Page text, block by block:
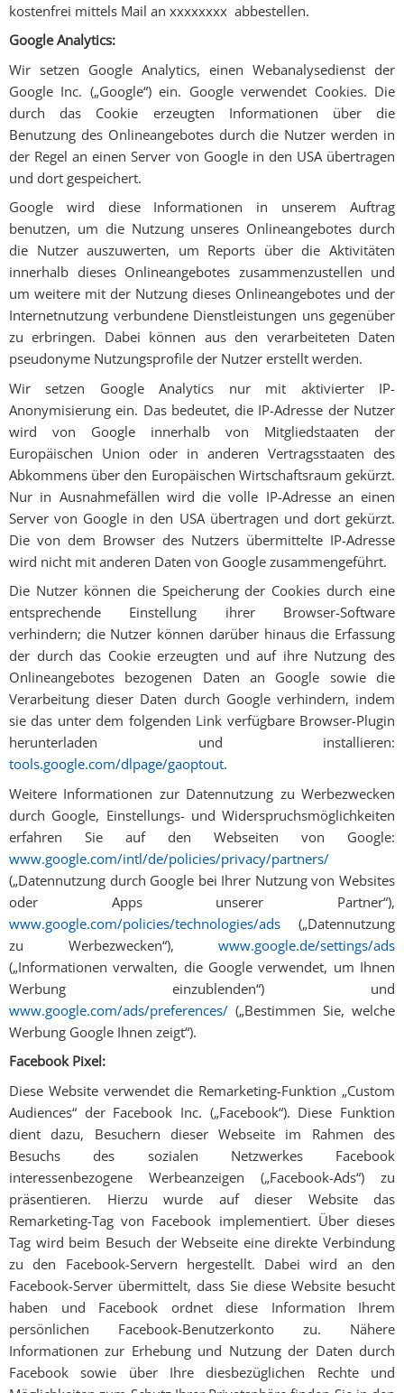
kostenfrei mittels Mail an xxxxxxxx abbestellen.
Google Analytics:
Wir setzen Google Analytics, einen Webanalysedienst der
Google Inc. („Google“) ein. Google verwendet Cookies. Die
durch das Cookie erzeugten Informationen über die
Benutzung des Onlineangebotes durch die Nutzer werden in
der Regel an einen Server von Google in den USA übertragen
und dort gespeichert.
Google wird diese Informationen in unserem Auftrag
benutzen, um die Nutzung unseres Onlineangebotes durch
die Nutzer auszuwerten, um Reports über die Aktivitäten
innerhalb dieses Onlineangebotes zusammenzustellen und
um weitere mit der Nutzung dieses Onlineangebotes und der
Internetnutzung verbundene Dienstleistungen uns gegenüber
zu erbringen. Dabei können aus den verarbeiteten Daten
pseudonyme Nutzungsprofile der Nutzer erstellt werden.
Wir setzen Google Analytics nur mit aktivierter IP-
Anonymisierung ein. Das bedeutet, die IP-Adresse der Nutzer
wird von Google innerhalb von Mitgliedstaaten der
Europäischen Union oder in anderen Vertragsstaaten des
Abkommens über den Europäischen Wirtschaftsraum gekürzt.
Nur in Ausnahmefällen wird die volle IP-Adresse an einen
Server von Google in den USA übertragen und dort gekürzt.
Die von dem Browser des Nutzers übermittelte IP-Adresse
wird nicht mit anderen Daten von Google zusammengeführt.
Die Nutzer können die Speicherung der Cookies durch eine
entsprechende Einstellung ihrer Browser-Software
verhindern; die Nutzer können darüber hinaus die Erfassung
der durch das Cookie erzeugten und auf ihre Nutzung des
Onlineangebotes bezogenen Daten an Google sowie die
Verarbeitung dieser Daten durch Google verhindern, indem
sie das unter dem folgenden Link verfügbare Browser-Plugin
herunterladen und installieren:
tools.google.com/dlpage/gaoptout.
Weitere Informationen zur Datennutzung zu Werbezwecken
durch Google, Einstellungs- und Widerspruchsmöglichkeiten
erfahren Sie auf den Webseiten von Google:
www.google.com/intl/de/policies/privacy/partners/
(„Datennutzung durch Google bei Ihrer Nutzung von Websites
oder Apps unserer Partner“),
www.google.com/policies/technologies/ads („Datennutzung
zu Werbezwecken“), www.google.de/settings/ads
(„Informationen verwalten, die Google verwendet, um Ihnen
Werbung einzublenden“) und
www.google.com/ads/preferences/ („Bestimmen Sie, welche
Werbung Google Ihnen zeigt“).
Facebook Pixel:
Diese Website verwendet die Remarketing-Funktion „Custom
Audiences“ der Facebook Inc. („Facebook“). Diese Funktion
dient dazu, Besuchern dieser Webseite im Rahmen des
Besuchs des sozialen Netzwerkes Facebook
interessenbezogene Werbeanzeigen („Facebook-Ads“) zu
präsentieren. Hierzu wurde auf dieser Website das
Remarketing-Tag von Facebook implementiert. Über dieses
Tag wird beim Besuch der Webseite eine direkte Verbindung
zu den Facebook-Servern hergestellt. Dabei wird an den
Facebook-Server übermittelt, dass Sie diese Website besucht
haben und Facebook ordnet diese Information Ihrem
persönlichen Facebook-Benutzerkonto zu. Nähere
Informationen zur Erhebung und Nutzung der Daten durch
Facebook sowie über Ihre diesbezüglichen Rechte und